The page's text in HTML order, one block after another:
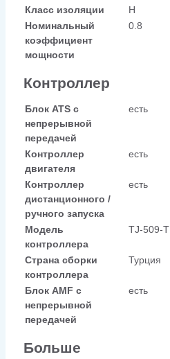
Класс изоляции
H
Номинальный
коэффициент
мощности
0.8
Контроллер
Блок ATS с
непрерывной
передачей
есть
Контроллер
двигателя
есть
Контроллер
дистанционного /
ручного запуска
есть
Модель
контроллера
TJ-509-T
Страна сборки
контроллера
Турция
Блок AMF с
непрерывной
передачей
есть
Больше